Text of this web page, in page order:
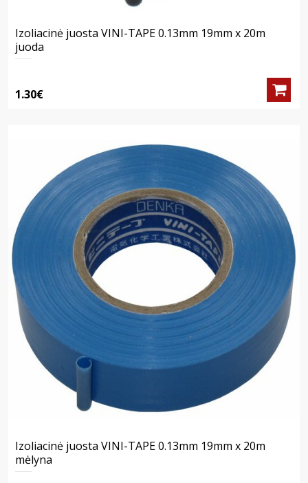
Izoliacinė juosta VINI-TAPE 0.13mm 19mm x 20m
juoda
1.30€
Izoliacinė juosta VINI-TAPE 0.13mm 19mm x 20m
mėlyna